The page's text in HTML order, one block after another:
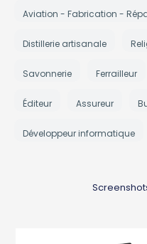
Aviation - Fabrication -
Distillerie artisanale
Savonnerie Ferrailleur
Éditeur Assureur
Développeur informatique